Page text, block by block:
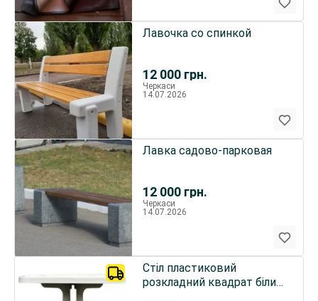
12 000 грн.
Лавочка со спинкой
Черкаси
14.07.2026
12 000 грн.
Лавка садово-парковая
Черкаси
14.07.2026
Стіл пластиковий
розкладний квадрат білий